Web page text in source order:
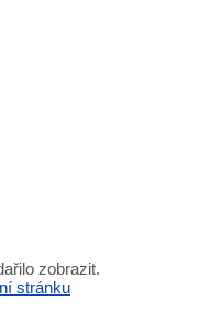
zobrazit.
stránku